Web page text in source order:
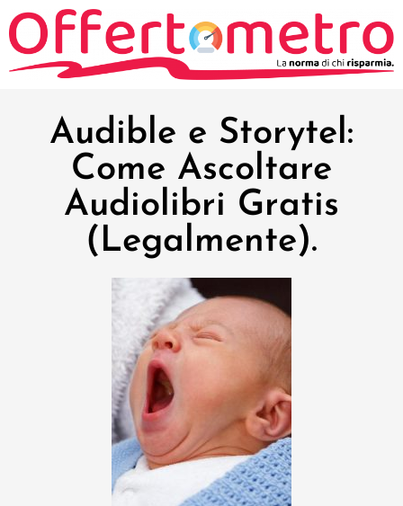
Audible e Storytel:
Come Ascoltare
Audiolibri Gratis
(Legalmente).